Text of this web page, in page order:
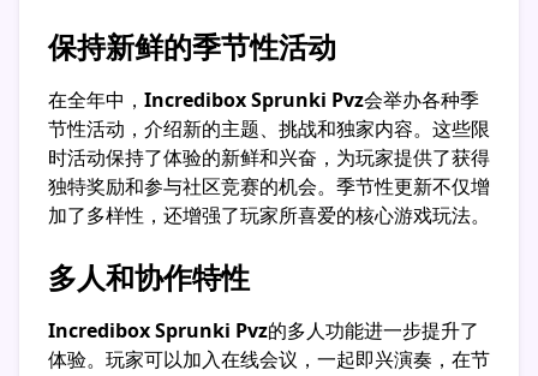
保持新鲜的季节性活动
在全年中， Incredibox Sprunki Pvz会举办各种季
节性活动，介绍新的主题、挑战和独家内容。这些限
时活动保持了体验的新鲜和兴奋，为玩家提供了获得
独特奖励和参与社区竞赛的机会。季节性更新不仅增
加了多样性，还增强了玩家所喜爱的核心游戏玩法。
多人和协作特性
Incredibox Sprunki Pvz的多人功能进一步提升了
体验。玩家可以加入在线会议，一起即兴演奏，在节